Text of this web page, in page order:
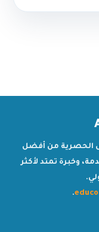
الحصرية من أفضل
وخبرة تمتد لأكثر
.